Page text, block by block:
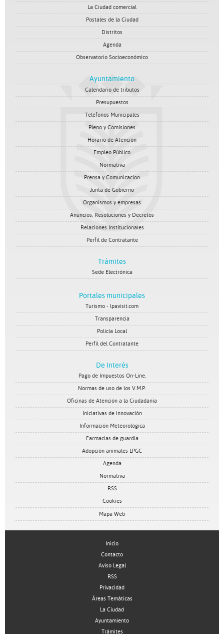
La Ciudad comercial
Postales de la Ciudad
Distritos
Agenda
Observatorio Socioeconómico
Ayuntamiento
Calendario de tributos
Presupuestos
Telefonos Municipales
Pleno y Comisiones
Horario de Atención
Empleo Público
Normativa
Prensa y Comunicacion
Junta de Gobierno
Organismos y empresas
Anuncios, Resoluciones y Decretos
Relaciones Institucionales
Perfil de Contratante
Trámites
Sede Electrónica
Portales municipales
Turismo - lpavisit.com
Transparencia
Policía Local
Perfil del Contratante
De Interés
Pago de Impuestos On-Line.
Normas de uso de los V.M.P.
Oficinas de Atención a la Ciudadanía
Iniciativas de Innovación
Información Meteorológica
Farmacias de guardia
Adopción animales LPGC
Agenda
Normativa
RSS
Cookies
Mapa Web
Inicio
Contacto
Aviso Legal
RSS
Privacidad
Áreas Temáticas
La Ciudad
Ayuntamiento
Trámites